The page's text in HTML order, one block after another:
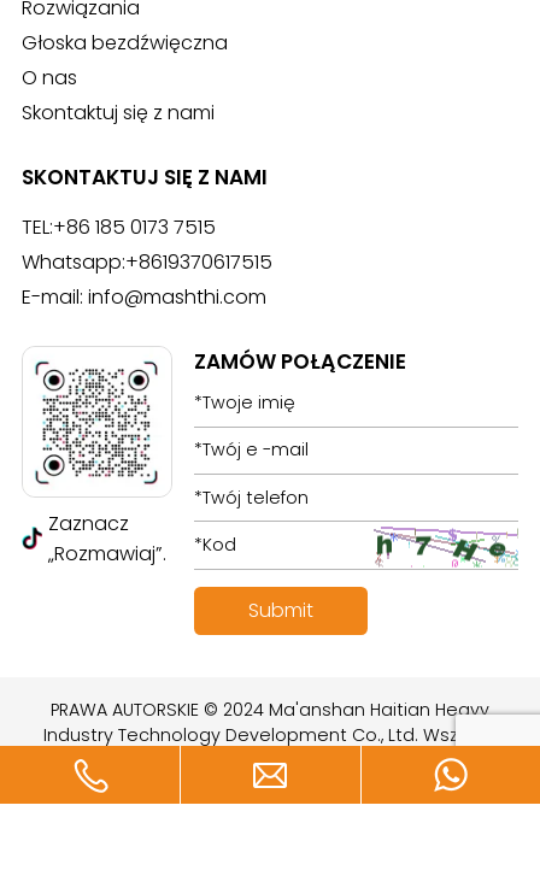
Rozwiązania
Głoska bezdźwięczna
O nas
Skontaktuj się z nami
SKONTAKTUJ SIĘ Z NAMI
TEL:+86 185 0173 7515
Whatsapp:+8619370617515
E-mail: info@mashthi.com
Zaznacz
„Rozmawiaj”.
ZAMÓW POŁĄCZENIE
PRAWA AUTORSKIE © 2024 Ma'anshan Haitian Heavy
Industry Technology Development Co., Ltd. Wszelkie
prawa zastrzeżone.
Zaprojektowany przez